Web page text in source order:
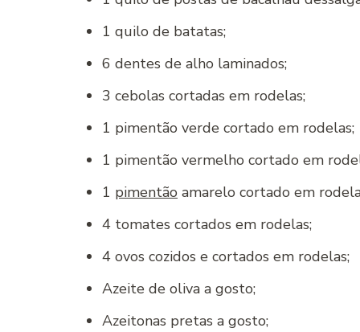
1 quilo de batatas;
6 dentes de alho laminados;
3 cebolas cortadas em rodelas;
1 pimentão verde cortado em rodelas;
1 pimentão vermelho cortado em
1 pimentão amarelo cortado em
4 tomates cortados em rodelas;
4 ovos cozidos e cortados em rodelas;
Azeite de oliva a gosto;
Azeitonas pretas a gosto;